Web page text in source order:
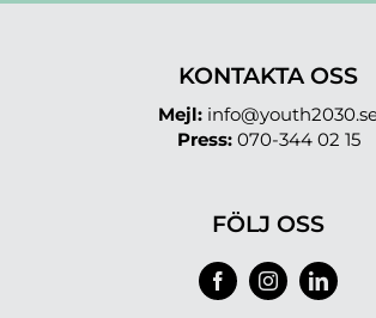
KONTAKTA OSS
Mejl:
Press:070-344 02 15
FÖLJ OSS